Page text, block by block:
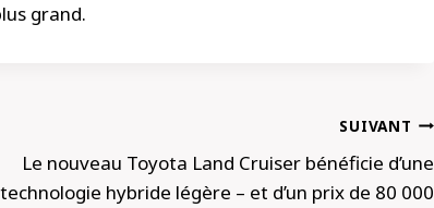
grand.
SUIVANT
Le nouveau Toyota Land Cruiser bénéficie d’une
technologie hybride légère – et d’un prix de 80 000